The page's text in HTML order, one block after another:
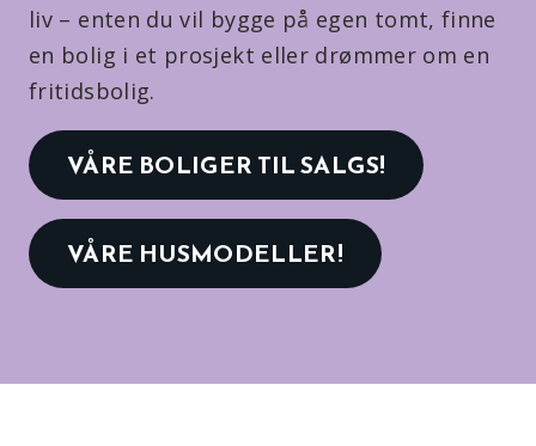
liv – enten du vil bygge på egen tomt, finne
en bolig i et prosjekt eller drømmer om en
fritidsbolig.
VÅRE BOLIGER TIL SALGS!
VÅRE HUSMODELLER!